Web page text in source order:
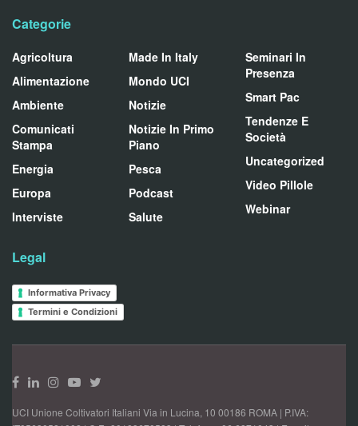
Categorie
Agricoltura
Alimentazione
Ambiente
Comunicati
Stampa
Energia
Europa
Interviste
Made In Italy
Mondo UCI
Notizie
Notizie In Primo
Piano
Pesca
Podcast
Salute
Seminari In
Presenza
Smart Pac
Tendenze E
Società
Uncategorized
Video Pillole
Webinar
Legal
Informativa Privacy
Termini e Condizioni
UCI Unione Coltivatori Italiani Via in Lucina, 10 00186 ROMA | P.IVA: